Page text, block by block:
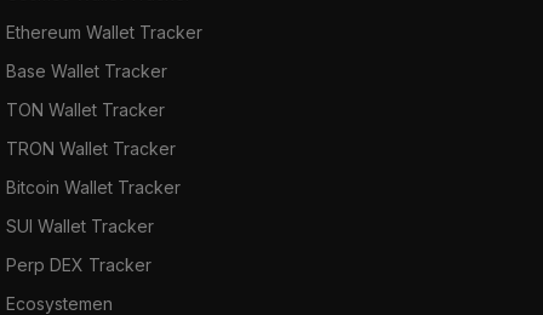
Ethereum Wallet Tracker
Base Wallet Tracker
TON Wallet Tracker
TRON Wallet Tracker
Bitcoin Wallet Tracker
SUI Wallet Tracker
Perp DEX Tracker
Ecosystemen